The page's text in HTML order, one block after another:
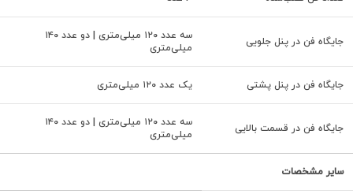
جایگاه فن در پنل جلویی
سه عدد ۱۲۰ میلی‌متری | دو عدد ۱۴۰
میلی‌متری
جایگاه فن در پنل پشتی یک عدد ۱۲۰ میلی‌متری
جایگاه فن در قسمت بالایی
سه عدد ۱۲۰ میلی‌متری | دو عدد ۱۴۰
میلی‌متری
سایر مشخصات